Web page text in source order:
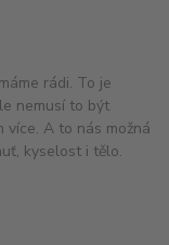
rádi. To je
nemusí to být
více. A to nás možná
kyselost i tělo.